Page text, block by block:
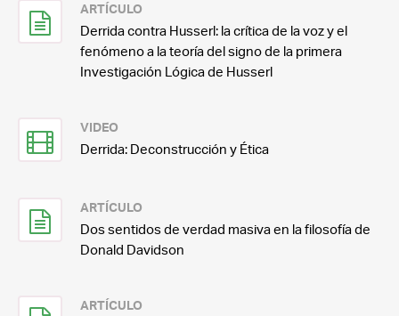
ARTÍCULO
Derrida contra Husserl: la crítica de la voz y el
fenómeno a la teoría del signo de la primera
Investigación Lógica de Husserl
VIDEO
Derrida: Deconstrucción y Ética
ARTÍCULO
Dos sentidos de verdad masiva en la filosofía de
Donald Davidson
ARTÍCULO